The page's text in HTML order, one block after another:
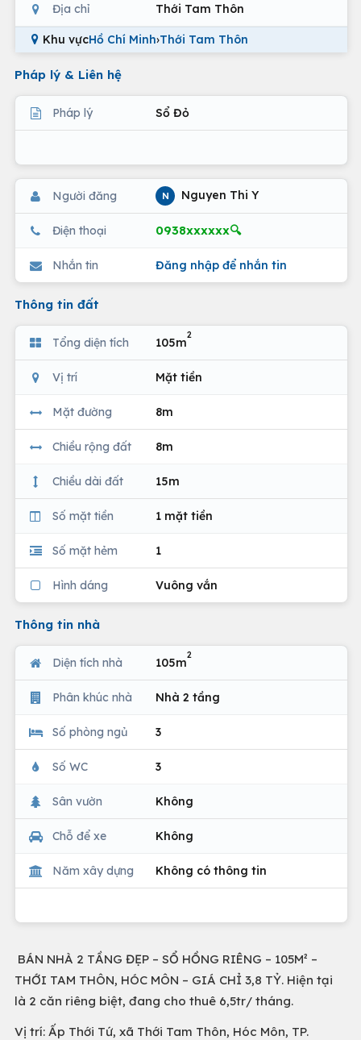
Địa chỉ Thới Tam Thôn
Khu vựcHồ Chí Minh›Thới Tam Thôn
Pháp lý & Liên hệ
Pháp lý Sổ Đỏ
Người đăng N Nguyen Thi Y
Điện thoại 0938xxxxxx🔍
Nhắn tin Đăng nhập để nhắn tin
Thông tin đất
Tổng diện tích 105m
2
Vị trí Mặt tiền
Mặt đường 8m
Chiều rộng đất 8m
Chiều dài đất 15m
Số mặt tiền 1 mặt tiền
Số mặt hẻm 1
Hình dáng Vuông vắn
Thông tin nhà
Diện tích nhà 105m
2
Phân khúc nhà Nhà 2 tầng
Số phòng ngủ 3
Số WC 3
Sân vườn Không
Chỗ để xe Không
Năm xây dựng Không có thông tin
BÁN NHÀ 2 TẦNG ĐẸP – SỔ HỒNG RIÊNG – 105M² –
THỚI TAM THÔN, HÓC MÔN – GIÁ CHỈ 3,8 TỶ. Hiện tại
là 2 căn riêng biệt, đang cho thuê 6,5tr/ tháng.
Vị trí: Ấp Thới Tứ, xã Thới Tam Thôn, Hóc Môn, TP.